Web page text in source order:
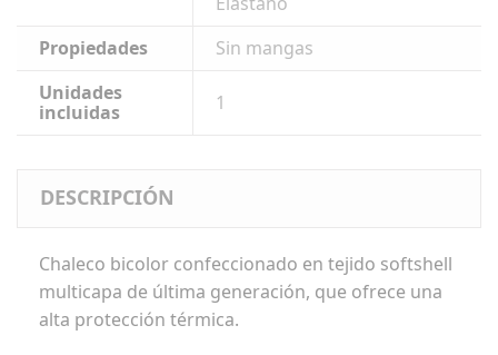
Propiedades
Sin mangas
Unidades
incluidas
1
DESCRIPCIÓN
Chaleco bicolor confeccionado en tejido softshell
multicapa de última generación, que ofrece una
alta protección térmica.